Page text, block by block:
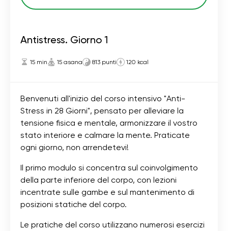
Antistress. Giorno 1
15 min 15 asana 813 punti 120 kcal
Benvenuti all'inizio del corso intensivo "Anti-
Stress in 28 Giorni", pensato per alleviare la
tensione fisica e mentale, armonizzare il vostro
stato interiore e calmare la mente. Praticate
ogni giorno, non arrendetevi!
Il primo modulo si concentra sul coinvolgimento
della parte inferiore del corpo, con lezioni
incentrate sulle gambe e sul mantenimento di
posizioni statiche del corpo.
Le pratiche del corso utilizzano numerosi esercizi